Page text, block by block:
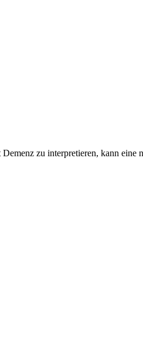
zu interpretieren, kann eine